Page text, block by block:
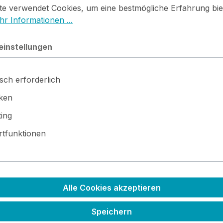
verwendet Cookies, um eine bestmögliche Erfahrung
Informationen ...
erforderlich
Alle Cookies akzeptieren
Speichern